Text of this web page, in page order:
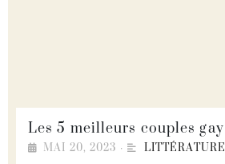
Les 5 meilleurs couples gay
MAI 20, 2023 • LITTÉRATURE